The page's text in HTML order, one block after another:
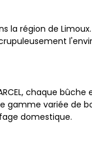
la région de
chaque bûche
gamme variée de
domestique.